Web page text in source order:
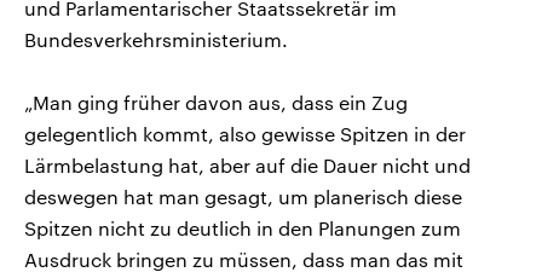
und Parlamentarischer Staatssekretär im
Bundesverkehrsministerium.
„Man ging früher davon aus, dass ein Zug
gelegentlich kommt, also gewisse Spitzen in der
Lärmbelastung hat, aber auf die Dauer nicht und
deswegen hat man gesagt, um planerisch diese
Spitzen nicht zu deutlich in den Planungen zum
Ausdruck bringen zu müssen, dass man das mit